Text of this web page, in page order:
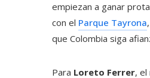
empiezan a ganar
con el Parque Tayrona
que Colombia siga
Para Loreto Ferrer,